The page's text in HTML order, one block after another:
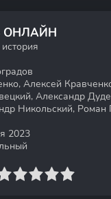
ОНЛАЙН
Алексей
Александр
Никольский, Роман
2023